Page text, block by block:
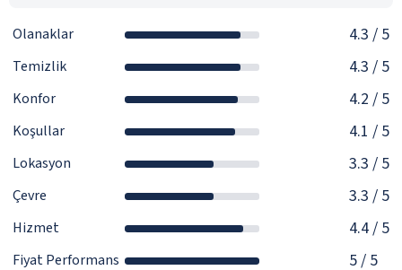
Olanaklar 4.3 / 5
Temizlik 4.3 / 5
Konfor 4.2 / 5
Koşullar 4.1 / 5
Lokasyon 3.3 / 5
Çevre 3.3 / 5
Hizmet 4.4/ 5
Fiyat Performans 5/ 5